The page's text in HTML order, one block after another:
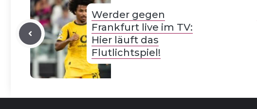
Werder gegen
Frankfurt live im TV:
Hier läuft das
Flutlichtspiel!